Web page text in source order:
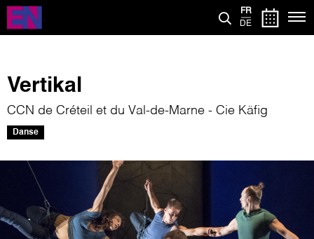
Aller
contenu
FR
DE
Vertikal
CCN de Créteil et du Val-de-Marne - Cie Käfig
Danse
Image